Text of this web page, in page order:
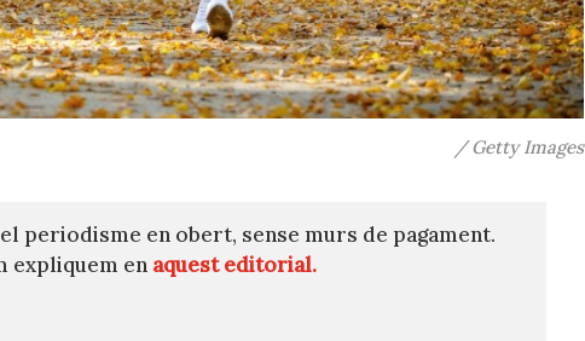
/ Getty Images
periodisme en obert, sense murs de pagament.
expliquem en aquest editorial.